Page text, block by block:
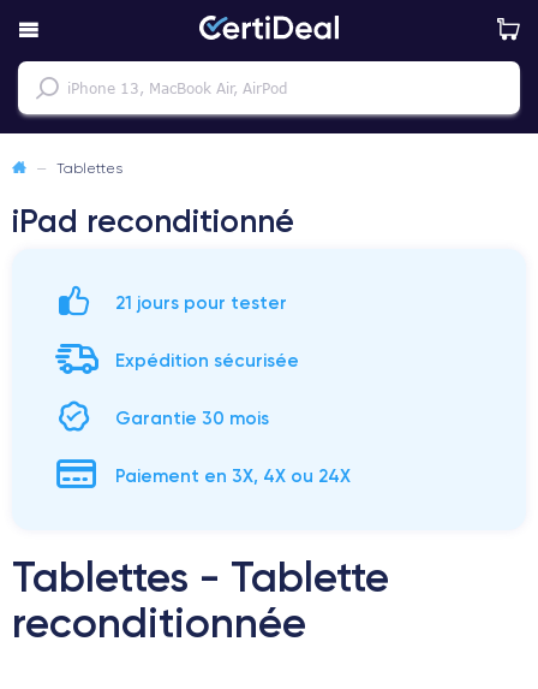
— Tablettes
iPad reconditionné
21 jours pour tester
Expédition sécurisée
Garantie 30 mois
Paiement en 3X, 4X ou 24X
Tablettes - Tablette
reconditionnée